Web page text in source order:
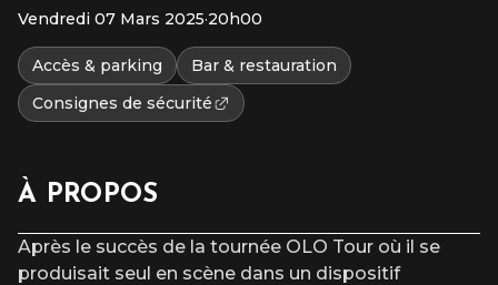
Vendredi 07 Mars 2025·20h00
Accès & parking
Bar & restauration
Consignes de sécurité
À PROPOS
Après le succès de la tournée OLO Tour où il se
produisait seul en scène dans un dispositif